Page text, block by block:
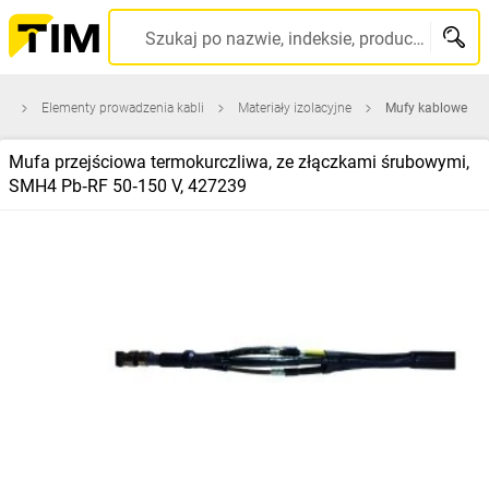
Szukaj po nazwie, indeksie, producencie, kodzie kreskowym...
Elementy prowadzenia kabli Materiały izolacyjne Mufy kablowe
Mufa przejściowa termokurczliwa, ze złączkami śrubowymi,
SMH4 Pb‑RF 50‑150 V, 427239